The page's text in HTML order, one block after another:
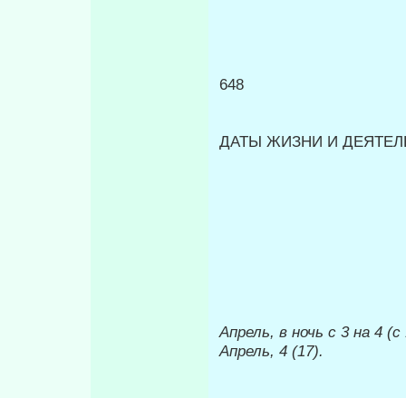
648
ДАТЫ ЖИЗНИ И
Апрель, в ночь с 3 на 4 (с
Апрель, 4 (17).